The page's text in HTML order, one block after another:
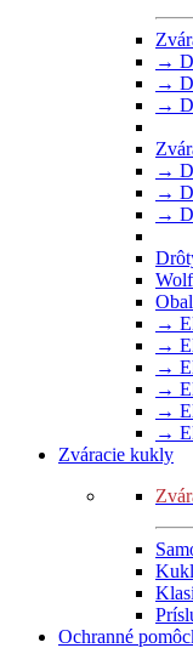
→
→
→
→
→
→
→
→
→
→
→
→
Zváracie kukly
Ochranné